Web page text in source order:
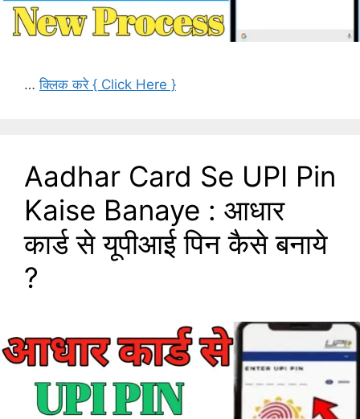
…क्लिक करे { Click Here }
Aadhar Card Se UPI Pin
Kaise Banaye : आधार
कार्ड से यूपीआई पिन कैसे बनाये
?